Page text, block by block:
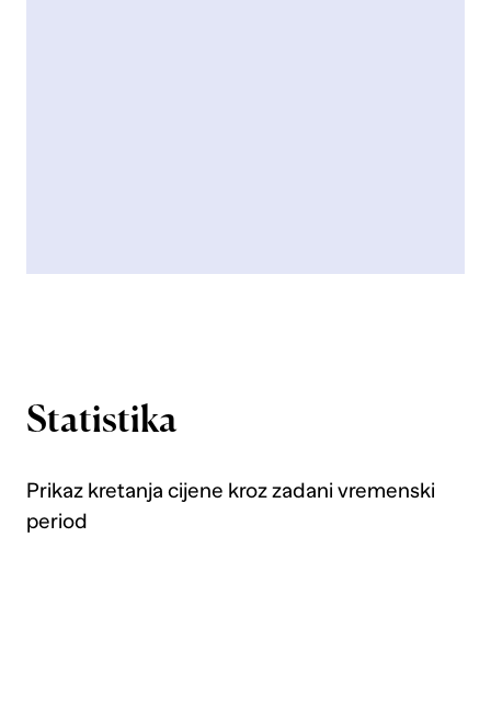
Statistika
Prikaz kretanja cijene kroz zadani vremenski
period